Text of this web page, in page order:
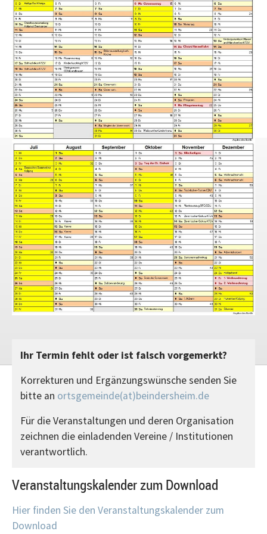
Ihr Termin fehlt oder ist falsch vorgemerkt?
Korrekturen und Ergänzungswünsche senden Sie
bitte an ortsgemeinde(at)beindersheim.de
Für die Veranstaltungen und deren Organisation
zeichnen die einladenden Vereine / Institutionen
verantwortlich.
Veranstaltungskalender zum Download
Hier finden Sie den Veranstaltungskalender zum
Download